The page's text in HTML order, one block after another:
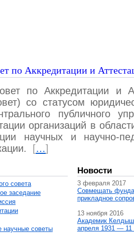
по Аккредитации и
по Аккредитации и
со статусом
публичного
организаций в
научных и научно-
[…]
совета
заседание
научные советы
Новости
3 февраля 2017
Совмещать
прикладное
13 ноября 2016
Академик
апреля 1931 — 11